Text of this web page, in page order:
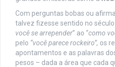
Com perguntas bobas ou
talvez fizesse sentido no
você se arrepender” ao “como
pelo “você parece rockeiro”, os
apontamentos e as palavras
pesos – dada a área que cada